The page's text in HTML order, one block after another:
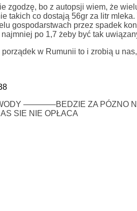
zgodzę, bo z autopsji wiem, że
takich co dostają 56gr za litr
gospodarstwach przez spadek
po 1,7 żeby być tak
w Rumunii to i zrobią u
————BEDZIE ZA PÓZNO
SIE NIE OPŁACA